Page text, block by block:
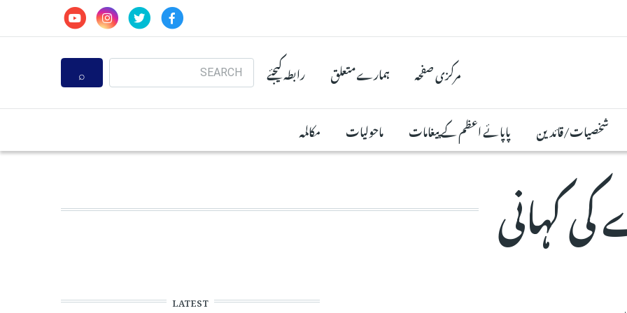
مرکزی صفحہ ہمارے متعلق رابطہ کیجئے
Search
شخصیات/قائدین پاپائے اعظم کے پیغامات ماحولیات مکالمہ
کہانی
LATEST